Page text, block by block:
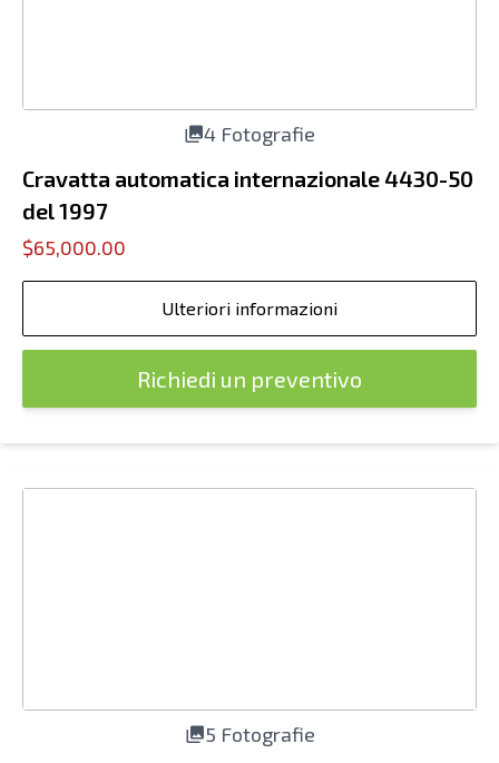
4 Fotografie
Cravatta automatica internazionale 4430-50
del 1997
$65,000.00
Ulteriori informazioni
Richiedi un preventivo
5 Fotografie